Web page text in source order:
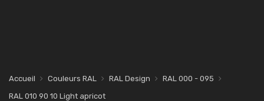
Accueil Couleurs RAL RAL Design
RAL 000 - 095
RAL 010 90 10 Light apricot